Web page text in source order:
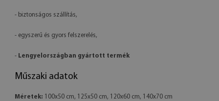
- biztonságos szállítás,
- egyszerű és gyors felszerelés,
- Lengyelországban gyártott termék
Műszaki adatok
Méretek: 100x50 cm, 125x50 cm, 120x60 cm, 140x70 cm